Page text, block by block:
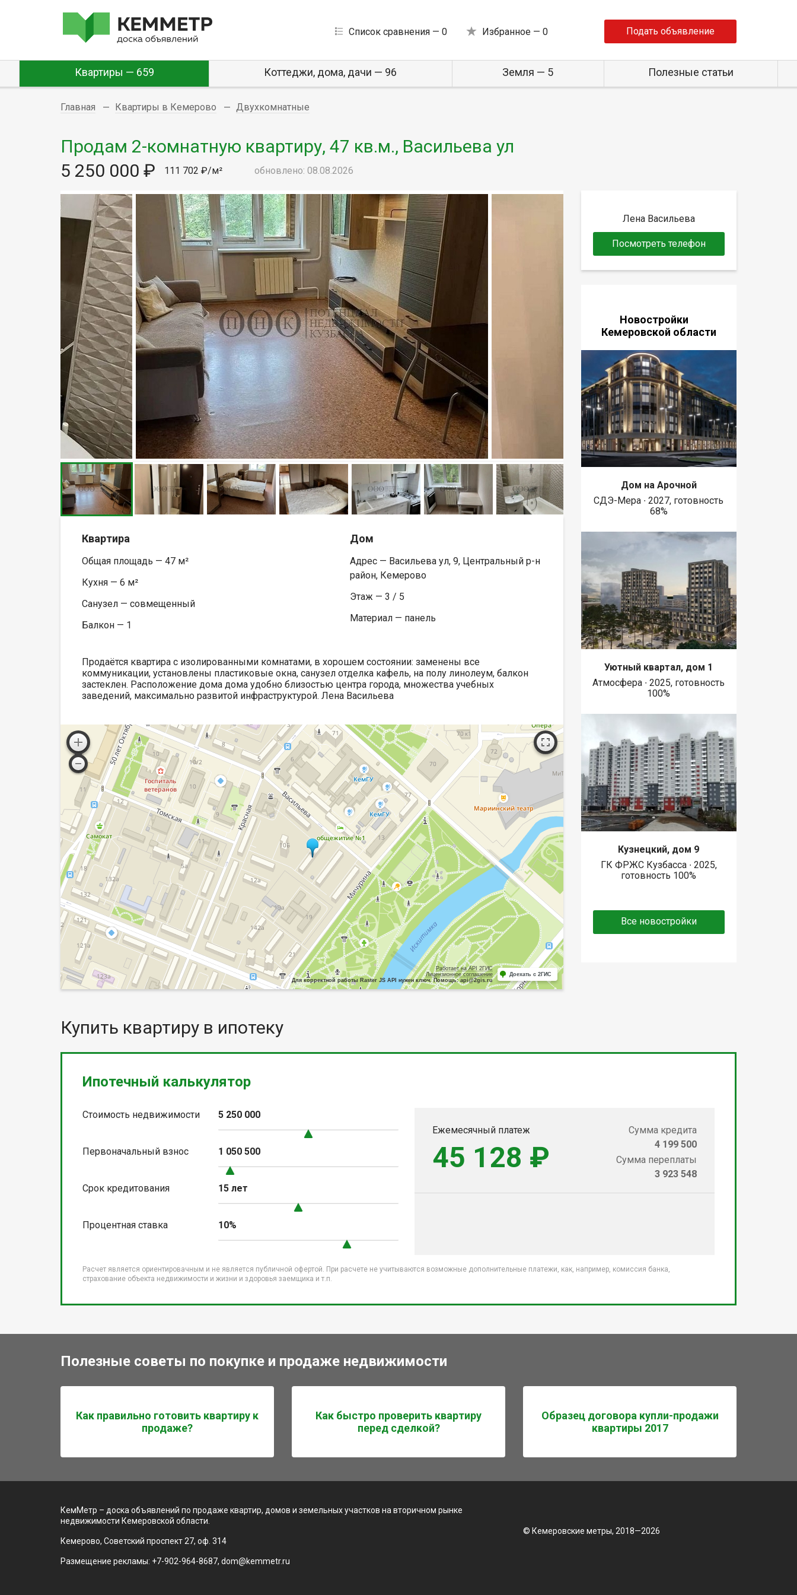
Список сравнения — 0 Избранное — 0 Подать объявление
Квартиры — 659 Коттеджи, дома, дачи — 96 Земля — 5 Полезные статьи
Главная Квартиры в Кемерово Двухкомнатные
Продам 2-комнатную квартиру, 47 кв.м., Васильева ул
5 250 000 ₽
111 702 ₽/м² обновлено: 08.08.2026
Квартира
Общая площадь — 47 м²
Кухня — 6 м²
Санузел — совмещенный
Балкон — 1
Дом
Адрес — Васильева ул, 9, Центральный р-н
район, Кемерово
Этаж — 3 / 5
Материал — панель
Продаётся квартира с изолированными комнатами, в хорошем состоянии: заменены все
коммуникации, установлены пластиковые окна, санузел отделка кафель, на полу линолеум, балкон
застеклен. Расположение дома дома удобно близостью центра города, множества учебных
заведений, максимально развитой инфраструктурой. Лена Васильева
Работает на API 2ГИС
Лицензионное соглашение
Для корректной работы Raster JS API нужен ключ. Помощь: api@2gis.ru
Доехать с 2ГИС
Лена Васильева
Посмотреть телефон
Новостройки
Кемеровской области
Дом на Арочной
СДЭ-Мера ∙ 2027, готовность
68%
Уютный квартал, дом 1
Атмосфера ∙ 2025, готовность
100%
Кузнецкий, дом 9
ГК ФРЖС Кузбасса ∙ 2025,
готовность 100%
Все новостройки
Купить квартиру в ипотеку
Ипотечный калькулятор
Стоимость недвижимости 5 250 000
Первоначальный взнос 1 050 500
Срок кредитования 15 лет
Процентная ставка 10%
Ежемесячный платеж
45 128 ₽
Сумма кредита
4 199 500
Сумма переплаты
3 923 548
Расчет является ориентировачным и не является публичной офертой. При расчете не учитываются возможные дополнительные платежи, как, например, комиссия банка,
страхование объекта недвижимости и жизни и здоровья заемщика и т.п.
Полезные советы по покупке и продаже недвижимости
Как правильно готовить квартиру к
продаже?
Как быстро проверить квартиру
перед сделкой?
Образец договора купли-продажи
квартиры 2017
КемМетр – доска объявлений по продаже квартир, домов и земельных участков на вторичном рынке
недвижимости Кемеровской области.
Кемерово, Советский проспект 27, оф. 314
Размещение рекламы: +7-902-964-8687, dom@kemmetr.ru
© Кемеровские метры, 2018—2026